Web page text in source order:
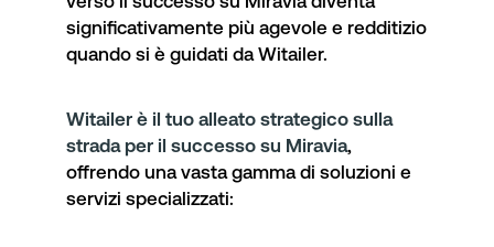
significativamente più agevole e redditizio
quando si è guidati da Witailer.
Witailer è il tuo alleato strategico sulla
strada per il successo su Miravia,
offrendo una vasta gamma di soluzioni e
servizi specializzati: